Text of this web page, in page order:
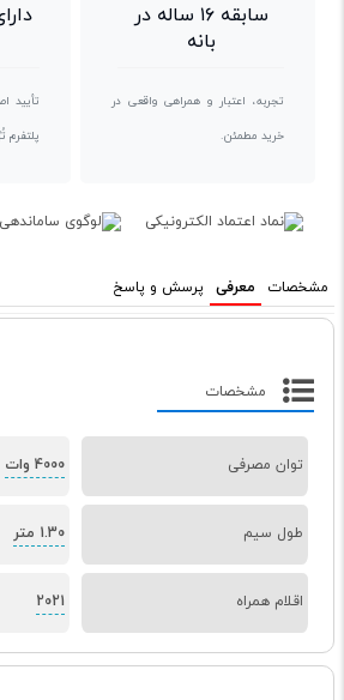
سابقه ۱۶ ساله در
بانه
تجربه، اعتبار و همراهی واقعی در
خرید مطمئن.
تأیید
پلتفرم
مشخصات معرفی پرسش و پاسخ
مشخصات
توان مصرفی 4000 وات
طول سیم 1.30 متر
اقلام همراه 2021